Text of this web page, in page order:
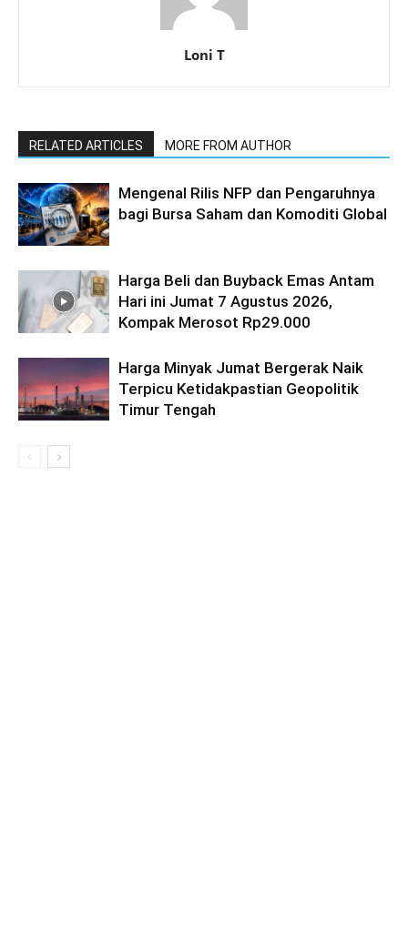
Loni T
RELATED ARTICLES MORE FROM AUTHOR
Mengenal Rilis NFP dan Pengaruhnya
bagi Bursa Saham dan Komoditi Global
Harga Beli dan Buyback Emas Antam
Hari ini Jumat 7 Agustus 2026,
Kompak Merosot Rp29.000
Harga Minyak Jumat Bergerak Naik
Terpicu Ketidakpastian Geopolitik
Timur Tengah